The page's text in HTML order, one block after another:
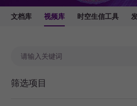
文档库 视频库 时空生信工具
筛选项目